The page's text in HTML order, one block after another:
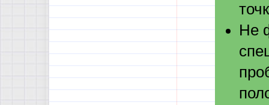
Не